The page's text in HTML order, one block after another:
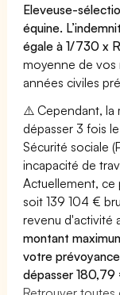
Eleveuse-
équine.
égale à 1/730 x
moyenne de vos
années civiles
⚠️ Cependant, la
dépasser 3 fois
Sécurité sociale
incapacité de
Actuellement,
soit 139 104 €
revenu d'activité
montant
votre
dépasser 180,79